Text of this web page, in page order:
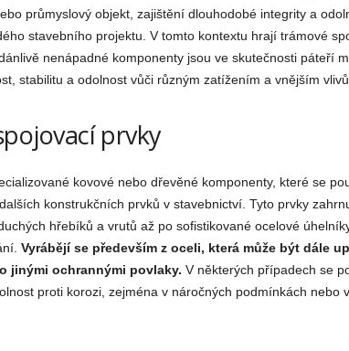
průmyslový objekt, zajištění dlouhodobé integrity a
stavebního projektu. V tomto kontextu hrají trámové
nenápadné komponenty jsou ve skutečnosti páteří
stabilitu a odolnost vůči různým zatížením a vnějším
prvky
kovové nebo dřevěné komponenty, které se
konstrukčních prvků v stavebnictví. Tyto prvky
hřebíků a vrutů až po sofistikované ocelové
Vyrábějí se především z oceli, která může být dále
jinými ochrannými povlaky. V některých případech se
proti korozi, zejména v náročných podmínkách nebo v